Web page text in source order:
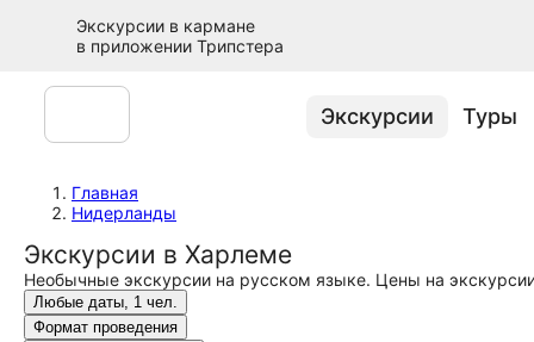
Экскурсии в кармане
в приложении Трипстера
Экскурсии Туры
Главная
Нидерланды
Экскурсии в Харлеме
Необычные экскурсии на русском языке. Цены на
Любые даты, 1 чел.
Формат проведения